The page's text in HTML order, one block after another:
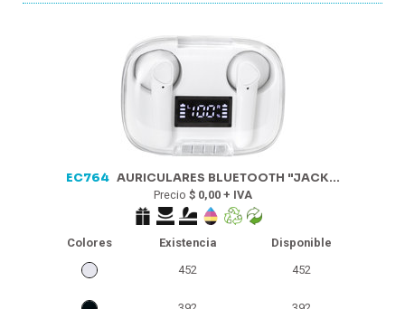
EC764 AURICULARES BLUETOOTH "JACK...
Precio $ 0,00 + IVA
Colores Existencia
Disponible
452
452